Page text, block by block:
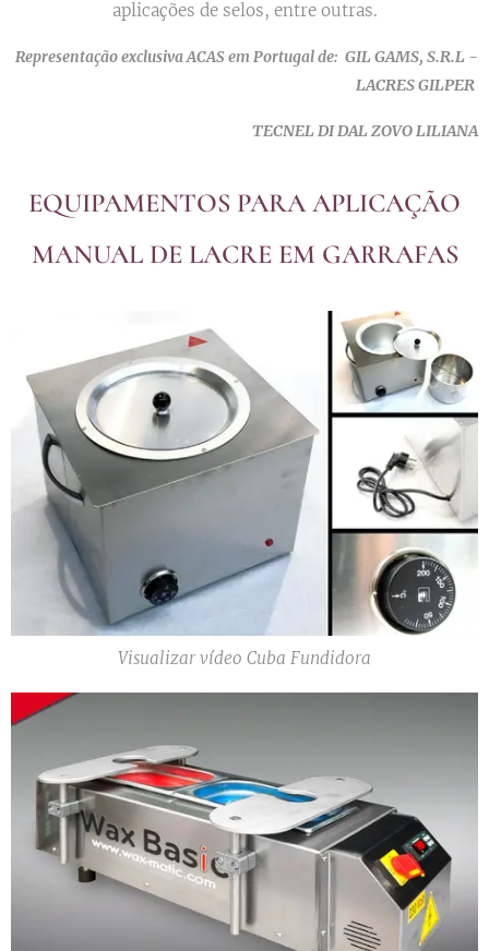
aplicações de selos, entre outras.
Representação exclusiva ACAS em Portugal de: GIL GAMS, S.R.L -
LACRES GILPER
TECNEL DI DAL ZOVO LILIANA
EQUIPAMENTOS PARA APLICAÇÃO
MANUAL DE LACRE EM GARRAFAS
Visualizar vídeo Cuba Fundidora